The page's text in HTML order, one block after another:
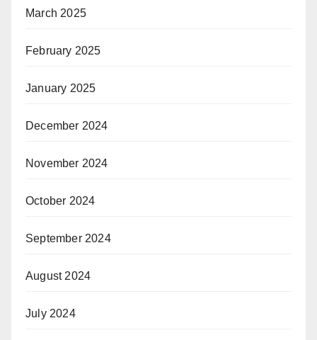
March 2025
February 2025
January 2025
December 2024
November 2024
October 2024
September 2024
August 2024
July 2024